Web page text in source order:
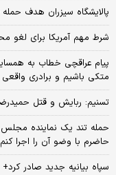
پالایشگاه سیزران هدف حمله
شرط مهم آمریکا برای لغو
پیام عراقچی خطاب به
متکی باشیم و برادری
تسنیم: ربایش و قتل
حمله تند یک نماینده
حاضرم با وضو آن را اجرا کنم
سپاه بیانیه جدید صادر